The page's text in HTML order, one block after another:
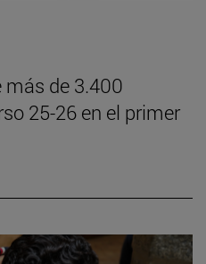
más de 3.400
25-26 en el primer